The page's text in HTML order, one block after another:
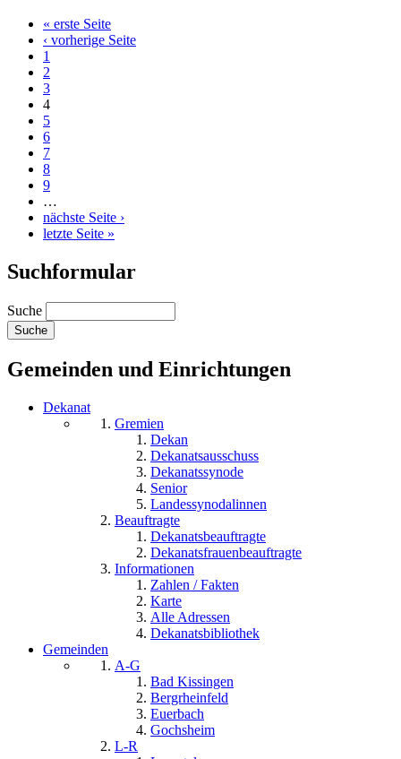
« erste Seite
‹ vorherige Seite
1
2
3
4
5
6
7
8
9
…
nächste Seite ›
letzte Seite »
Suchformular
Suche
Gemeinden und Einrichtungen
Dekanat
Gremien
Dekan
Dekanatsausschuss
Dekanatssynode
Senior
Landessynodalinnen
Beauftragte
Dekanatsbeauftragte
Dekanatsfrauenbeauftragte
Informationen
Zahlen / Fakten
Karte
Alle Adressen
Dekanatsbibliothek
Gemeinden
A-G
Bad Kissingen
Bergrheinfeld
Euerbach
Gochsheim
L-R